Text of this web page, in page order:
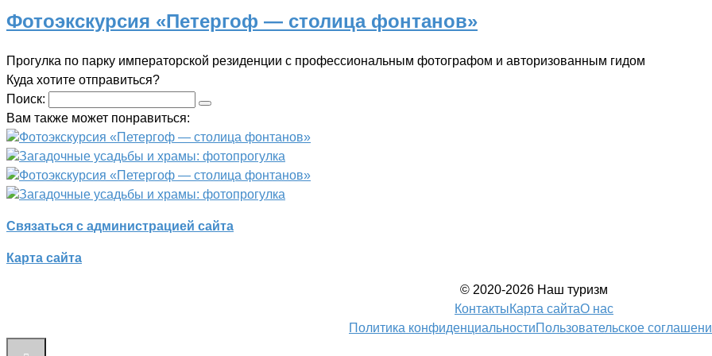
Фотоэкскурсия «Петергоф — столица фонтанов»
Прогулка по парку императорской резиденции с профессиональным фотографом и авторизованным гидом
Куда хотите отправиться?
Поиск:
Вам также может понравиться:
Фотоэкскурсия «Петергоф — столица фонтанов»
Загадочные усадьбы и храмы: фотопрогулка
Фотоэкскурсия «Петергоф — столица фонтанов»
Загадочные усадьбы и храмы: фотопрогулка
Связаться с администрацией сайта
Карта сайта
© 2020-2026 Наш туризм
КонтактыКарта сайтаО нас
Политика конфиденциальностиПользовательское